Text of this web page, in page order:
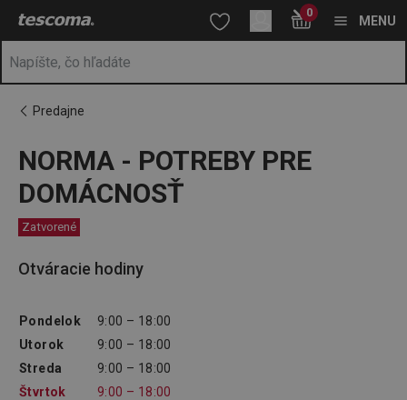
Nachádzate sa na stránke NORMA - POTREBY PRE
Prejsť na hlavný obsah
Prejsť na vyhľadávanie
Prejsť na navigáciu 0
MENU
Predajne
NORMA - POTREBY PRE
DOMÁCNOSŤ
Zatvorené
Otváracie hodiny
Pondelok
9:00 – 18:00
Utorok
9:00 – 18:00
Streda
9:00 – 18:00
Štvrtok
9:00 – 18:00